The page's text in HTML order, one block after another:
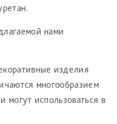
нами
изделия
многообразием
могут использоваться в